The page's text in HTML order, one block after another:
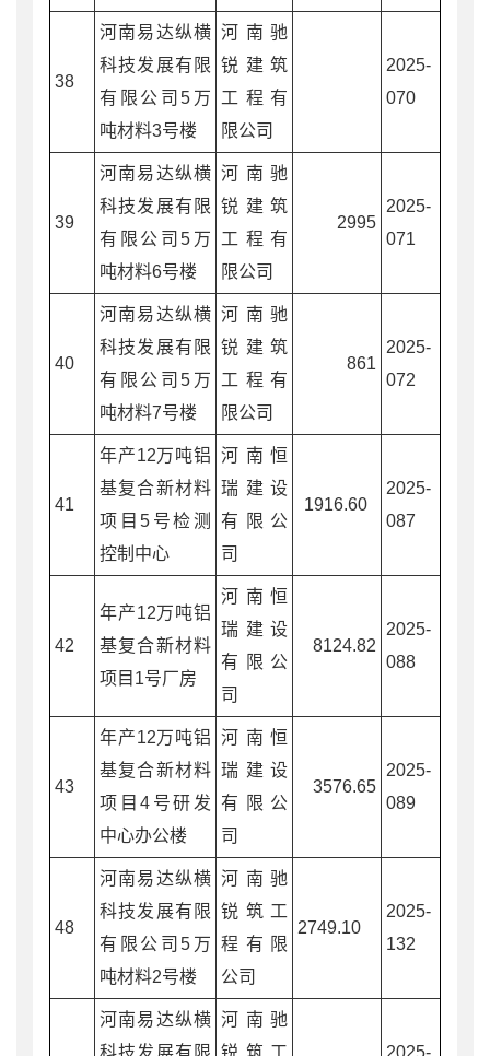
38
河南易达纵横
科技发展有限
有限公司5万
吨材料3号楼
河南驰
锐建筑
工程有
限公司
2025-
070
39
河南易达纵横
科技发展有限
有限公司5万
吨材料6号楼
河南驰
锐建筑
工程有
限公司
2995
2025-
071
40
河南易达纵横
科技发展有限
有限公司5万
吨材料7号楼
河南驰
锐建筑
工程有
限公司
861
2025-
072
41
年产12万吨铝
基复合新材料
项目5号检测
控制中心
河南恒
瑞建设
有限公
司
1916.60
2025-
087
42
年产12万吨铝
基复合新材料
项目1号厂房
河南恒
瑞建设
有限公
司
8124.82
2025-
088
43
年产12万吨铝
基复合新材料
项目4号研发
中心办公楼
河南恒
瑞建设
有限公
司
3576.65
2025-
089
48
河南易达纵横
科技发展有限
有限公司5万
吨材料2号楼
河南驰
锐筑工
程有限
公司
2749.10
2025-
132
河南易达纵横
科技发展有限
河南驰
锐筑工
2025-